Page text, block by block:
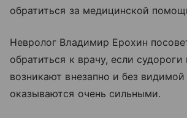
обратиться за медицинской
Невролог Владимир Ерохин
обратиться к врачу, если судороги
возникают внезапно и без
оказываются очень сильными.